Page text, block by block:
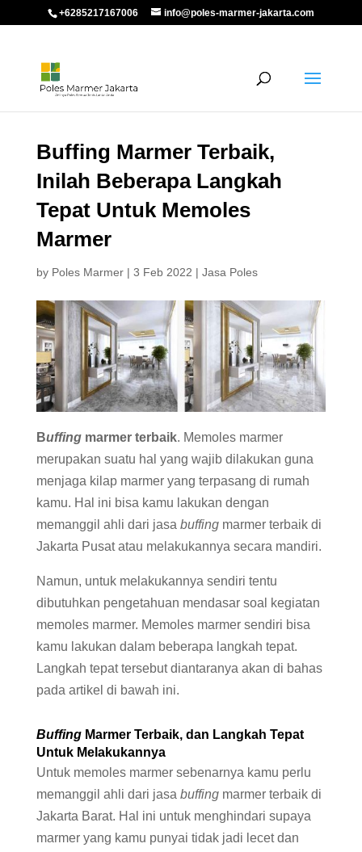
+6285217167006 info@poles-marmer-jakarta.com
Buffing Marmer Terbaik,
Inilah Beberapa Langkah
Tepat Untuk Memoles
Marmer
by Poles Marmer| 3 Feb 2022 | Jasa Poles
Buffingmarmer terbaik. Memoles marmer
merupakan suatu hal yang wajib dilakukan guna
menjaga kilap marmer yang terpasang di rumah
kamu. Hal ini bisa kamu lakukan dengan
memanggil ahli dari jasa buffingmarmer terbaik di
Jakarta Pusat atau melakukannya secara mandiri.
Namun, untuk melakukannya sendiri tentu
dibutuhkan pengetahuan mendasar soal kegiatan
memoles marmer. Memoles marmer sendiri bisa
kamu lakukan dalam beberapa langkah tepat.
Langkah tepat tersebut diantaranya akan di bahas
pada artikel di bawah ini.
BuffingMarmer Terbaik, dan Langkah Tepat
Untuk Melakukannya
Untuk memoles marmer sebenarnya kamu perlu
memanggil ahli dari jasa buffingmarmer terbaik di
Jakarta Barat. Hal ini untuk menghindari supaya
marmer yang kamu punyai tidak jadi lecet dan